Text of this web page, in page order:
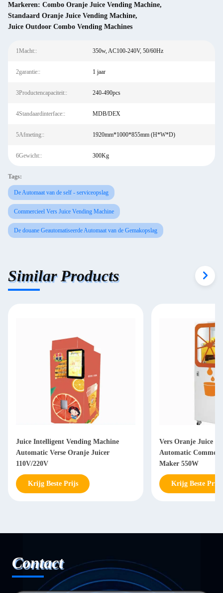
Markeren: Combo Oranje Juice Vending Machine,
Standaard Oranje Juice Vending Machine,
Juice Outdoor Combo Vending Machines
1Macht:: 350w, AC100-240V, 50/60Hz
2garantie:: 1 jaar
3Productencapaciteit:: 240-490pcs
4Standaardinterface:: MDB/DEX
5Afmeting:: 1920mm*1000*855mm (H*W*D)
6Gewicht:: 300Kg
Tags:
De Automaat van de self - serviceopslag
Commercieel Vers Juice Vending Machine
De douane Geautomatiseerde Automaat van de Gemakopslag
Similar Products
Juice Intelligent Vending Machine
Automatic Verse Oranje Juicer
110V/220V
Krijg Beste Prijs
Vers Oranje Juice
Automatic
Maker 550W
Krijg Beste Prijs
Contact